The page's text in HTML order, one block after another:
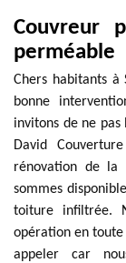
Couvreur
perméable
Chers habitants à
bonne
invitons de ne
David
rénovation de la
sommes
toiture infiltrée.
opération en toute
appeler car